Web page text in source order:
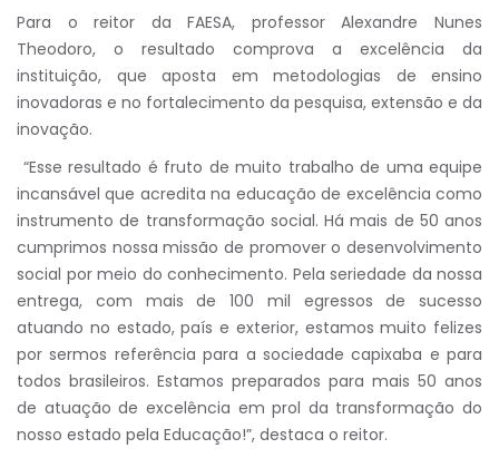
Para o reitor da FAESA, professor Alexandre Nunes
Theodoro, o resultado comprova a excelência da
instituição, que aposta em metodologias de ensino
inovadoras e no fortalecimento da pesquisa, extensão e da
inovação.
“Esse resultado é fruto de muito trabalho de uma equipe
incansável que acredita na educação de excelência como
instrumento de transformação social. Há mais de 50 anos
cumprimos nossa missão de promover o desenvolvimento
social por meio do conhecimento. Pela seriedade da nossa
entrega, com mais de 100 mil egressos de sucesso
atuando no estado, país e exterior, estamos muito felizes
por sermos referência para a sociedade capixaba e para
todos brasileiros. Estamos preparados para mais 50 anos
de atuação de excelência em prol da transformação do
nosso estado pela Educação!”, destaca o reitor.